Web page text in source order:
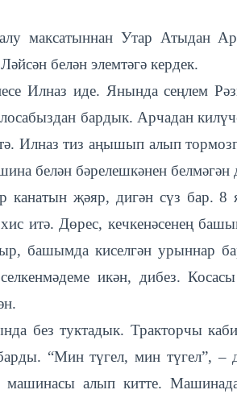
максатыннан Утар Атыдан
белән элемтәгә кердек.
Илназ иде. Янында сеңлем
бардык. Арчадан
Илназ тиз аңышып алып
белән бәрелешкәнен белмәгән
канатын җәяр, дигән сүз бар.
итә. Дөрес, кечкенәсенең
башымда киселгән урыннар
икән, дибез.
без туктадык. Тракторчы
“Мин түгел, мин түгел”,
алып китте.